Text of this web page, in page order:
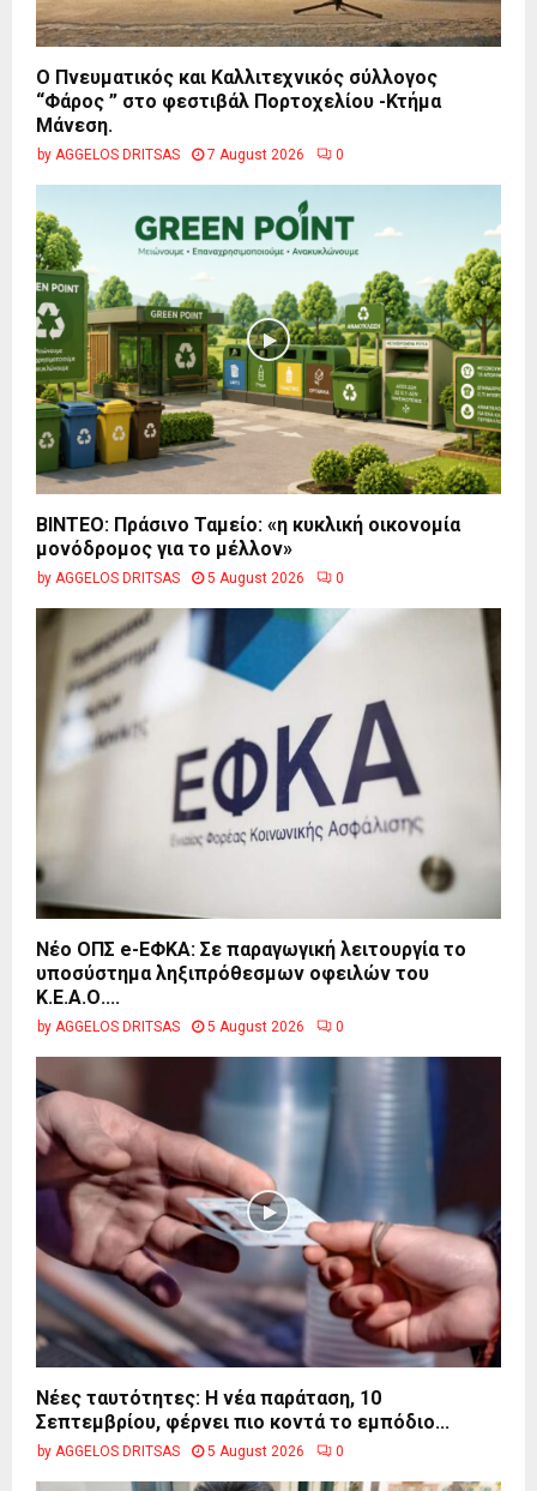
Ο Πνευματικός και Καλλιτεχνικός σύλλογος
“Φάρος ” στο φεστιβάλ Πορτοχελίου -Κτήμα
Μάνεση.
by AGGELOS DRITSAS 7 August 2026 0
BINTEO: Πράσινο Ταμείο: «η κυκλική οικονομία
μονόδρομος για το μέλλον»
by AGGELOS DRITSAS 5 August 2026 0
Νέο ΟΠΣ e-ΕΦΚΑ: Σε παραγωγική λειτουργία το
υποσύστημα ληξιπρόθεσμων οφειλών του
Κ.Ε.Α.Ο....
by AGGELOS DRITSAS 5 August 2026 0
Νέες ταυτότητες: Η νέα παράταση, 10
Σεπτεμβρίου, φέρνει πιο κοντά το εμπόδιο...
by AGGELOS DRITSAS 5 August 2026 0